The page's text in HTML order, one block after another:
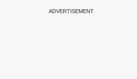
ADVERTISEMENT